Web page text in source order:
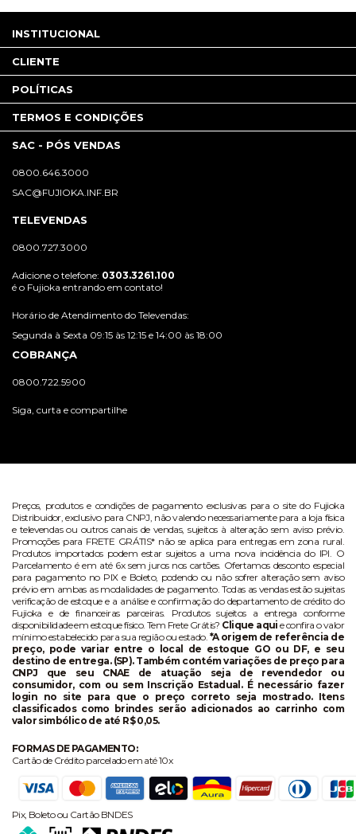
INSTITUCIONAL
CLIENTE
POLÍTICAS
TERMOS E CONDIÇÕES
SAC - PÓS VENDAS
0800.646.3000
SAC@FUJIOKA.INF.BR
TELEVENDAS
0800.727.3000
Adicione o telefone: 0303.3261.100
é o Fujioka entrando em contato!
Horário de Atendimento do Televendas:
Segunda à Sexta 09:15 às 12:15 e 14:00 às 18:00
COBRANÇA
0800.722.5900
Siga, curta e compartilhe
Preços, produtos e condições de pagamento exclusivas para o site do Fujioka
Distribuidor, exclusivo para CNPJ, não valendo necessariamente para a loja física
e televendas ou outros canais de vendas, sujeitos à alteração sem aviso prévio.
Promoções para FRETE GRÁTIS* não se aplica para entregas em zona rural.
Produtos importados podem estar sujeitos a uma nova incidência do IPI. O
Parcelamento é em até 6x sem juros nos cartões. Ofertamos desconto especial
para pagamento no PIX e Boleto, podendo ou não sofrer alteração sem aviso
prévio em ambas as modalidades de pagamento. Todas as vendas estão sujeitas
verificação de estoque e a análise e confirmação do departamento de crédito do
Fujioka e de financeiras parceiras. Produtos sujeitos a entrega conforme
disponibilidade em estoque físico. Tem Frete Grátis? Clique aqui e confira o valor
mínimo estabelecido para sua região ou estado. *A origem de referência de
preço, pode variar entre o local de estoque GO ou DF, e seu
destino de entrega. (SP). Também contém variações de preço para
CNPJ que seu CNAE de atuação seja de revendedor ou
consumidor, com ou sem Inscrição Estadual. É necessário fazer
login no site para que o preço correto seja mostrado. Itens
classificados como brindes serão adicionados ao carrinho com
valor simbólico de até R$ 0,05.
FORMAS DE PAGAMENTO:
Cartão de Crédito parcelado em até 10x
Pix, Boleto ou Cartão BNDES